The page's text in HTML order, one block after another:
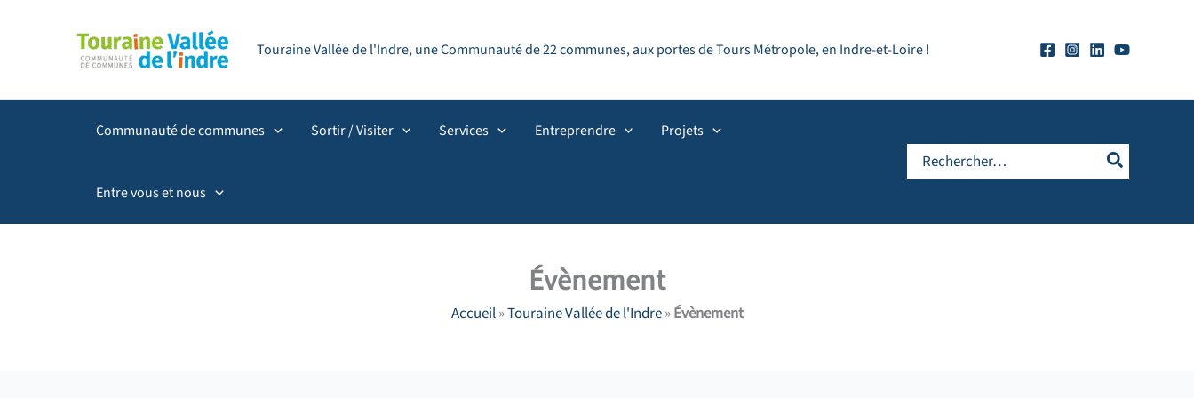
Touraine Vallée de l'Indre, une Communauté de 22 communes, aux portes de Tours Métropole, en Indre-et-Loire !
Communauté de communes Sortir / Visiter Services Entreprendre Projets
Entre vous et nous
Rechercher:
Évènement
Accueil»Touraine Vallée de l'Indre»Évènement
les
publications
catégorie